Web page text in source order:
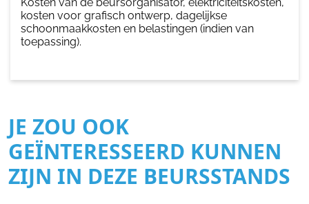
Kosten van de beursorganisator, elektriciteitskosten,
kosten voor grafisch ontwerp, dagelijkse
schoonmaakkosten en belastingen (indien van
toepassing).
JE ZOU OOK
GEÏNTERESSEERD KUNNEN
ZIJN IN DEZE BEURSSTANDS